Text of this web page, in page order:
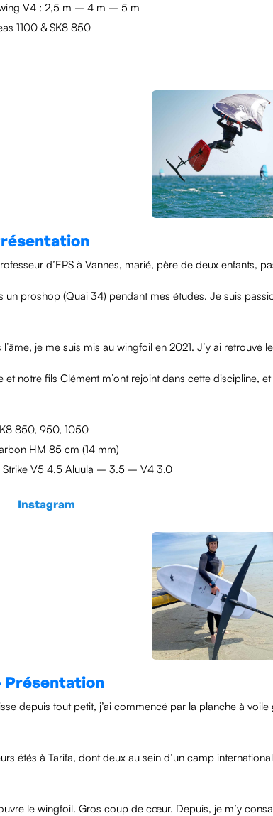
V4 : 2,5 m – 4 m – 5 m
1100 & SK8 850
d’EPS à Vannes, marié, père de deux enfants,
un proshop (Quai 34) pendant mes études. Je suis
je me suis mis au wingfoil en 2021. J’y ai
et notre fils Clément m’ont rejoint dans cette discipline,
850, 950, 1050
HM 85 cm (14 mm)
Strike V5 4.5 Aluula – 3.5 – V4 3.0
Instagram
Présentation
depuis tout petit, j’ai commencé par la planche à
étés à Tarifa, dont deux au sein d’un camp
le wingfoil. Gros coup de cœur. Depuis, je m’y